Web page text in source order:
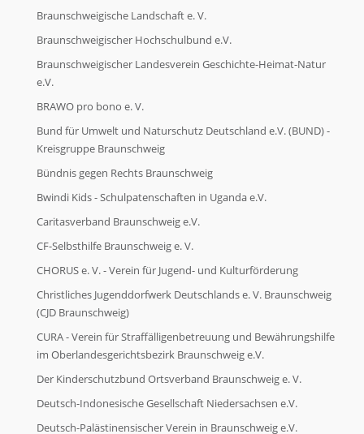
Wir über uns
FAQ
Kontakt
Kontakt
Braunschweigische Landschaft e. V.
Braunschweigischer Hochschulbund e.V.
Braunschweigischer Landesverein Geschichte-Heimat-Natur
e.V.
BRAWO pro bono e. V.
Bund für Umwelt und Naturschutz Deutschland e.V. (BUND) -
Kreisgruppe Braunschweig
Bündnis gegen Rechts Braunschweig
Bwindi Kids - Schulpatenschaften in Uganda e.V.
Caritasverband Braunschweig e.V.
CF-Selbsthilfe Braunschweig e. V.
CHORUS e. V. - Verein für Jugend- und Kulturförderung
Christliches Jugenddorfwerk Deutschlands e. V. Braunschweig
(CJD Braunschweig)
CURA - Verein für Straffälligenbetreuung und Bewährungshilfe
im Oberlandesgerichtsbezirk Braunschweig e.V.
Der Kinderschutzbund Ortsverband Braunschweig e. V.
Deutsch-Indonesische Gesellschaft Niedersachsen e.V.
Deutsch-Palästinensischer Verein in Braunschweig e.V.